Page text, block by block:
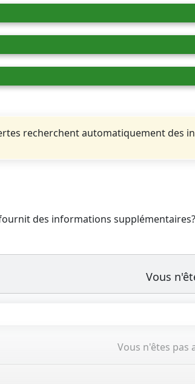
recherchent automatiquement des
des informations supplémentaires?
Vous
Vous n'êtes pas